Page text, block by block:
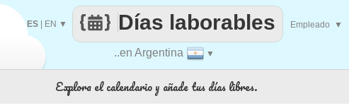
..en Argentina ▼
Días laborables
ES EN ▼ Empleado ▼
Explora el calendario y añade tus días libres.